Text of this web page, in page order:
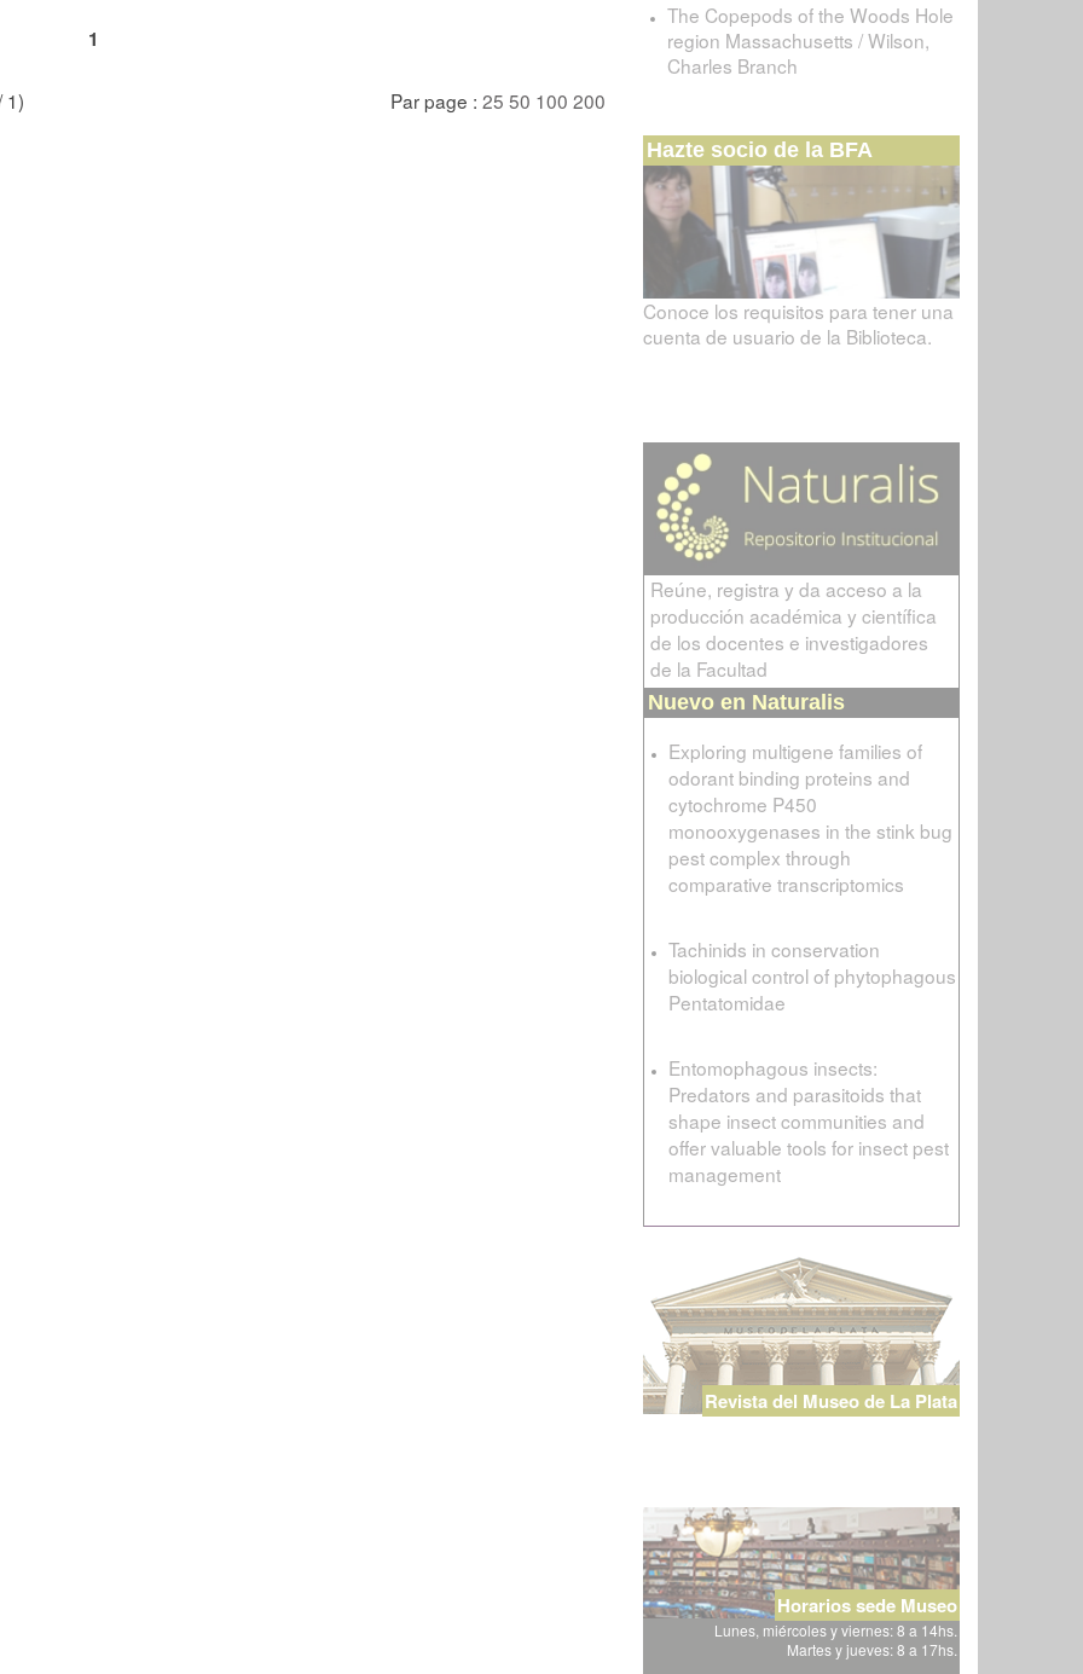
1
1) Par page : 25 50 100 200
The Copepods of the Woods Hole
region Massachusetts / Wilson,
Charles Branch
Hazte socio de la BFA
Conoce los requisitos para tener una
cuenta de usuario de la Biblioteca.
Reúne, registra y da acceso a la
producción académica y científica
de los docentes e investigadores
de la Facultad
Nuevo en Naturalis
Exploring multigene families of
odorant binding proteins and
cytochrome P450
monooxygenases in the stink bug
pest complex through
comparative transcriptomics
Tachinids in conservation
biological control of phytophagous
Pentatomidae
Entomophagous insects:
Predators and parasitoids that
shape insect communities and
offer valuable tools for insect pest
management
Revista del Museo de La Plata
Horarios sede Museo
Lunes, miércoles y viernes: 8 a 14hs.
Martes y jueves: 8 a 17hs.